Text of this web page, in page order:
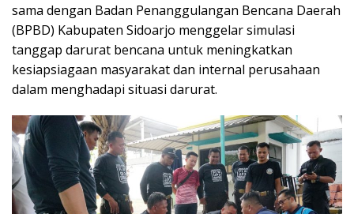
sama dengan Badan Penanggulangan Bencana Daerah
(BPBD) Kabupaten Sidoarjo menggelar simulasi
tanggap darurat bencana untuk meningkatkan
kesiapsiagaan masyarakat dan internal perusahaan
dalam menghadapi situasi darurat.